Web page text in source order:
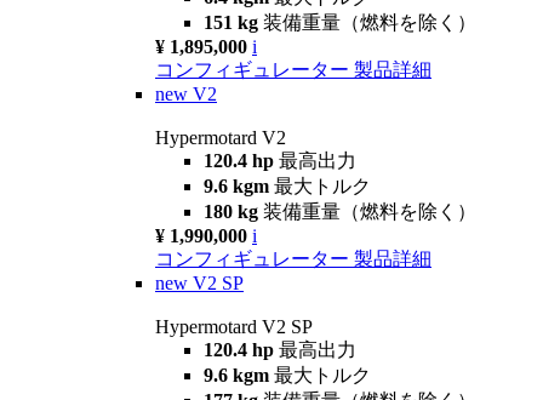
151 kg 装備重量（燃料を除く）
¥ 1,895,000 i
コンフィギュレーター 製品詳細
new V2
Hypermotard V2
120.4 hp 最高出力
9.6 kgm 最大トルク
180 kg 装備重量（燃料を除く）
¥ 1,990,000 i
コンフィギュレーター 製品詳細
new V2 SP
Hypermotard V2 SP
120.4 hp 最高出力
9.6 kgm 最大トルク